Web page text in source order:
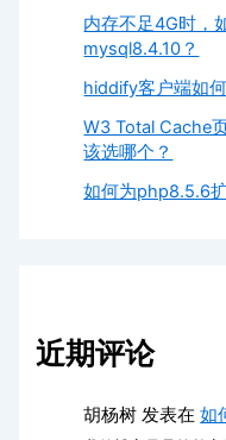
内存不足4G时，
mysql8.4.10？
hiddify客户端如
W3 Total Cache
该选哪个？
如何为php8.5.6
近期评论
胡杨树 发表在如